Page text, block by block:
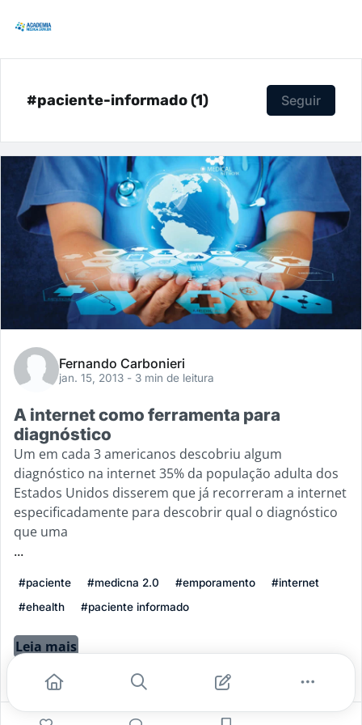
#paciente-informado (1) Seguir
Fernando Carbonieri
jan. 15, 2013 - 3 min de leitura
A internet como ferramenta para
diagnóstico
Um em cada 3 americanos descobriu algum
diagnóstico na internet 35% da população adulta dos
Estados Unidos disserem que já recorreram a internet
especificadamente para descobrir qual o diagnóstico
que uma
...
#paciente #medicna 2.0 #emporamento
#internet
#ehealth
#paciente informado
Leia mais